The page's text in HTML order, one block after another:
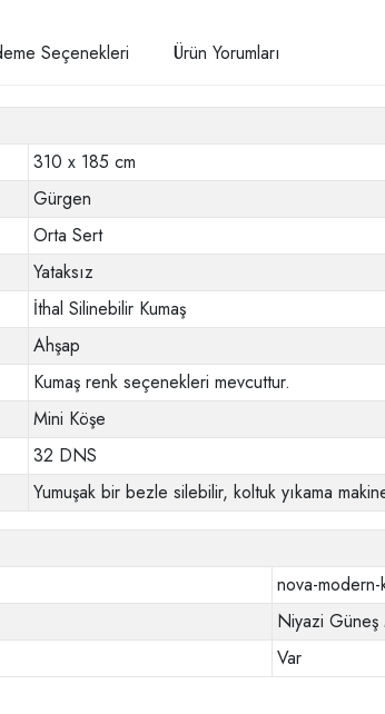
Seçenekleri Ürün Yorumları
310 x 185 cm
Gürgen
Orta Sert
Yataksız
İthal Silinebilir Kumaş
Ahşap
Kumaş renk seçenekleri mevcuttur.
Mini Köşe
32 DNS
Yumuşak bir bezle silebilir, koltuk yıkama
nova-
Niyazi Güneş
Var